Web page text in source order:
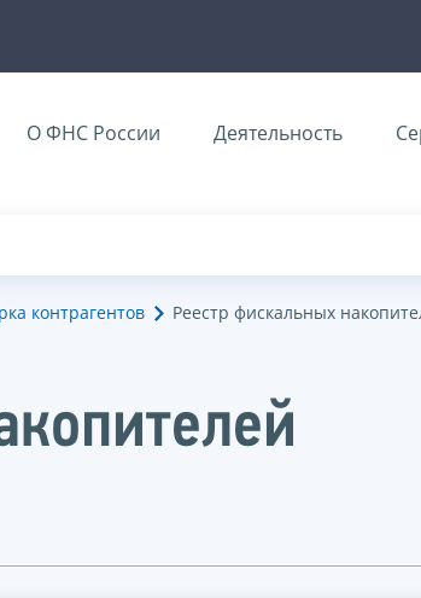
О ФНС России Деятельность
контрагентов Реестр фискальных